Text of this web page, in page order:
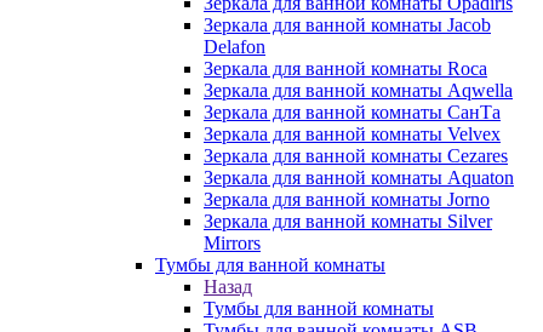
Зеркала для ванной комнаты Jacob
Delafon
Зеркала для ванной комнаты Roca
Зеркала для ванной комнаты Aqwella
Зеркала для ванной комнаты СанТа
Зеркала для ванной комнаты Velvex
Зеркала для ванной комнаты Cezares
Зеркала для ванной комнаты Aquaton
Зеркала для ванной комнаты Jorno
Зеркала для ванной комнаты Silver
Mirrors
Тумбы для ванной комнаты
Назад
Тумбы для ванной комнаты